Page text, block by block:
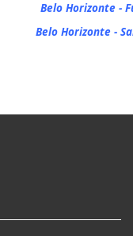
Belo Horizonte -
Belo Horizonte -